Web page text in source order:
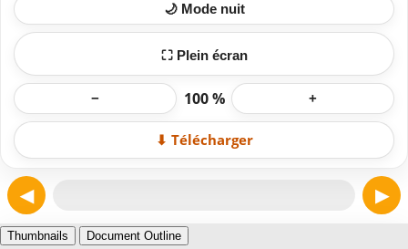
🌙 Mode nuit
⛶ Plein écran
− 100 % +
⬇ Télécharger
◀ ▶
Thumbnails
Document Outline